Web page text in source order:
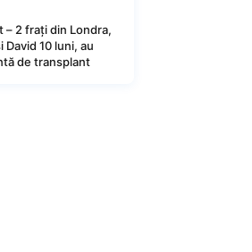
– 2 frați din Londra,
David 10 luni, au
de transplant